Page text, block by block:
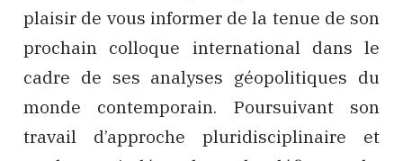
plaisir de vous informer de la tenue de son
prochain colloque international dans le
cadre de ses analyses géopolitiques du
monde contemporain. Poursuivant son
travail d’approche pluridisciplinaire et